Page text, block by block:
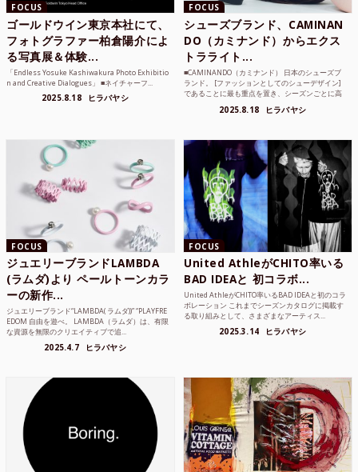
FOCUS
ゴールドウイン東京本社にて、
フォトグラファー柏倉陽介によ
る写真展＆体験...
「Endless Yosuke Kashiwakura Photo Exhibitio
n and Creative Dialogues」 ■ネイチャーフ...
2025.8.18 ヒラバヤシ
FOCUS
シューズブランド、CAMINAN
DO（カミナンド）からエクス
トラライト...
■CAMINANDO（カミナンド） 日本のシューズブ
ランド。 [ファッションとしてのシューデザイン]
であることに最も重点を置き、シーズンごとに高
2025.8.18 ヒラバヤシ
FOCUS
ジュエリーブランドLAMBDA
(ラムダ)より ペールトーンカラ
ーの新作...
ジュエリーブランド“LAMBDA( ラムダ))” “PLAYFRE
EDOM 自由を遊べ。 LAMBDA（ラムダ）は、有限
な資源を無限のクリエイティブで追...
2025.4.7 ヒラバヤシ
FOCUS
United AthleがCHITO率いる
BAD IDEAと 初コラボ...
United AthleがCHITO率いるBAD IDEAと初のコラ
ボレーション これまでシーズンカタログに掲載す
る取り組みとして、さまざまなアーティス...
2025.3.14 ヒラバヤシ